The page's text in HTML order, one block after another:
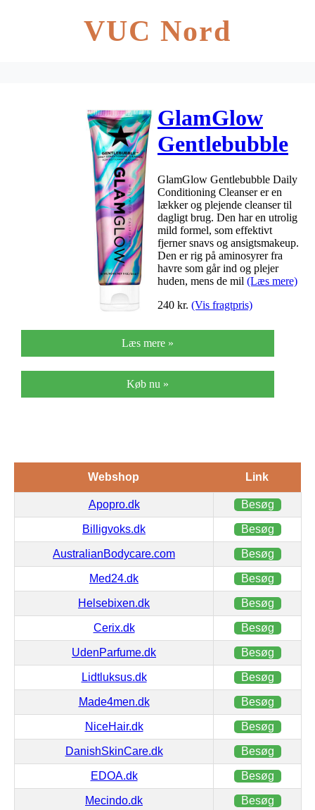
VUC Nord
GlamGlow
Gentlebubble
Daily
Conditioning
Cleanser 150
ML
GlamGlow Gentlebubble Daily
Conditioning Cleanser er en
lækker og plejende cleanser til
dagligt brug. Den har en utrolig
mild formel, som effektivt
fjerner snavs og ansigtsmakeup.
Den er rig på aminosyrer fra
havre som går ind og plejer
huden, mens de mil (Læs mere)
240 kr. (Vis fragtpris)
Læs mere »
Køb nu »
Webshop Link
Apopro.dk Besøg
Billigvoks.dk Besøg
AustralianBodycare.com Besøg
Med24.dk Besøg
Helsebixen.dk Besøg
Cerix.dk Besøg
UdenParfume.dk Besøg
Lidtluksus.dk Besøg
Made4men.dk Besøg
NiceHair.dk Besøg
DanishSkinCare.dk Besøg
EDOA.dk Besøg
Mecindo.dk Besøg